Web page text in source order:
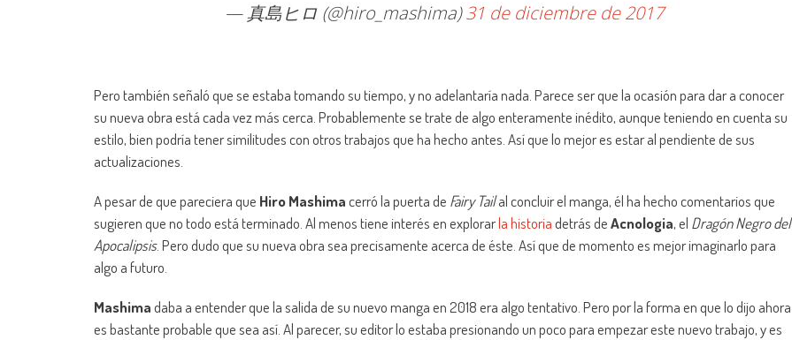
— 真島ヒロ (@hiro_mashima)31 de diciembre de 2017
Pero también señaló que se estaba tomando su tiempo, y no adelantaría nada. Parece ser que la ocasión para dar a conocer
su nueva obra está cada vez más cerca. Probablemente se trate de algo enteramente inédito, aunque teniendo en cuenta su
estilo, bien podría tener similitudes con otros trabajos que ha hecho antes. Así que lo mejor es estar al pendiente de sus
actualizaciones.
A pesar de que pareciera que Hiro Mashimacerró la puerta de Fairy Tailal concluir el manga, él ha hecho comentarios que
sugieren que no todo está terminado. Al menos tiene interés en explorarla historiadetrás deAcnologia, el Dragón Negro del
Apocalipsis. Pero dudo que su nueva obra sea precisamente acerca de éste. Así que de momento es mejor imaginarlo para
algo a futuro.
Mashimadaba a entender que la salida de su nuevo manga en 2018 era algo tentativo. Pero por la forma en que lo dijo ahora
es bastante probable que sea así. Al parecer, su editor lo estaba presionando un poco para empezar este nuevo trabajo, y es